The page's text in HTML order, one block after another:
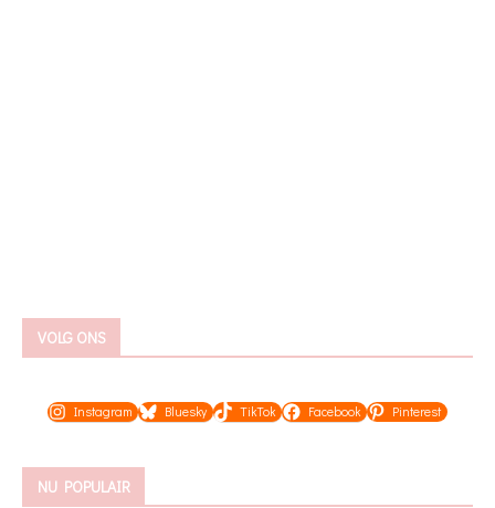
VOLG ONS
Instagram Bluesky TikTok Facebook Pinterest
NU POPULAIR